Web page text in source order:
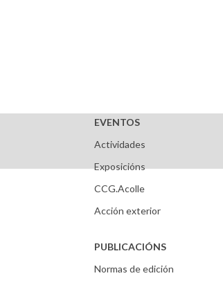
EVENTOS
Actividades
Exposicións
CCG.Acolle
Acción exterior
PUBLICACIÓNS
Normas de edición